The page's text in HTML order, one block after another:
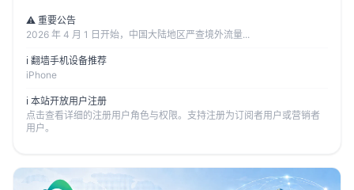
⚠️ 重要公告
2026 年 4 月 1 日开始，中国大陆地区严查境外流量...
ℹ️ 翻墙手机设备推荐
iPhone
ℹ️ 本站开放用户注册
点击查看详细的注册用户角色与权限。支持注册为订阅者用户或营销者
用户。